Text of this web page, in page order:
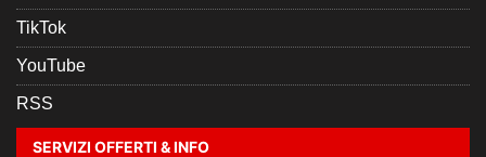
TikTok
YouTube
RSS
SERVIZI OFFERTI & INFO